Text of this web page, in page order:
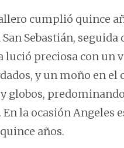
cumplió quince
Sebastián,
lució preciosa con un
y un moño en el
globos,
la ocasión Angeles
años.